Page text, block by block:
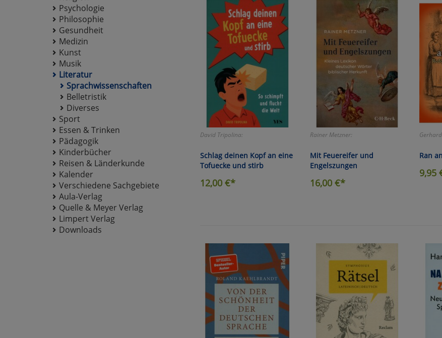
Psychologie
Philosophie
Gesundheit
Medizin
Kunst
Musik
Literatur
Sprachwissenschaften
Belletristik
Diverses
Sport
Essen & Trinken
Pädagogik
Kinderbücher
Reisen & Länderkunde
Kalender
Verschiedene Sachgebiete
Aula-Verlag
Quelle & Meyer Verlag
Limpert Verlag
Downloads
David Tripolina:
Schlag deinen Kopf an eine
Tofuecke und stirb
12,00 €*
Rainer Metzner:
Mit Feuereifer und
Engelszungen
16,00€*
Ran
9,95